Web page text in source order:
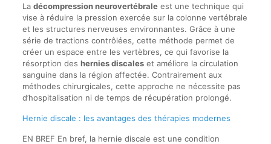
La décompression neurovertébraleest une technique qui
vise à réduire la pression exercée sur la colonne vertébrale
et les structures nerveuses environnantes. Grâce à une
série de tractions contrôlées, cette méthode permet de
créer un espace entre les vertèbres, ce qui favorise la
résorption des hernies discaleset améliore la circulation
sanguine dans la région affectée. Contrairement aux
méthodes chirurgicales, cette approche ne nécessite pas
d’hospitalisation ni de temps de récupération prolongé.
Hernie discale : les avantages des thérapies modernes
EN BREF En bref, la hernie discale est une condition